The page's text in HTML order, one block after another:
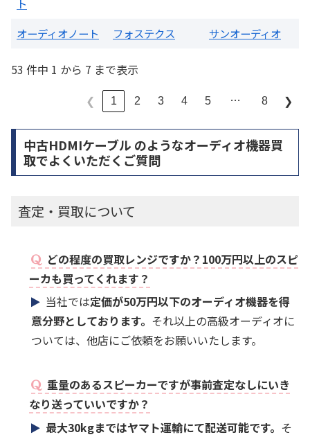
ト
オーディオノート フォステクス サンオーディオ
53 件中 1 から 7 まで表示
❮ 1 2 3 4 5 … 8 ❯
中古HDMIケーブル のようなオーディオ機器買
取でよくいただくご質問
査定・買取について
どの程度の買取レンジですか？100万円以上のスピ
ーカも買ってくれます？
当社では定価が50万円以下のオーディオ機器を得
意分野としております。 それ以上の高級オーディオに
ついては、他店にご依頼をお願いいたします。
重量のあるスピーカーですが事前査定なしにいき
なり送っていいですか？
最大30kgまではヤマト運輸にて配送可能です。 そ